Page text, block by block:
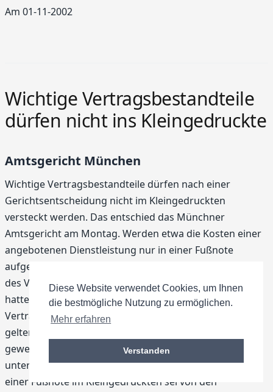
Diese Website verwendet Cookies, um Ihnen
die bestmögliche Nutzung zu ermöglichen.
Mehr erfahren
Verstanden
Am 01-11-2002
Wichtige Vertragsbestandteile
dürfen nicht ins Kleingedruckte
Amtsgericht München
Wichtige Vertragsbestandteile dürfen nach einer
Gerichtsentscheidung nicht im Kleingedruckten
versteckt werden. Das entschied das Münchner
Amtsgericht am Montag. Werden etwa die Kosten einer
angebotenen Dienstleistung nur in einer Fußnote
aufgeführt, muss der Kunde auch bei Unterzeichnung
des Vertrags nicht zahlen. Ein Münchner Online-Service
hatte gegen einen Unternehmer Ansprüche aus einem
Vertrag über Eintragung in ein Internet-Branchenbuch
geltend gemacht. Der Anlagenbauer hatte sich
geweigert, mehr als 1600 Euro für den von ihm
unterschriebenen Eintragungsantrag zu zahlen. Nur in
einer Fußnote im Kleingedruckten sei von den